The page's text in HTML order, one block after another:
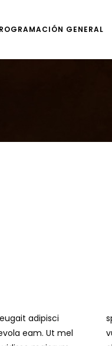
GENERAL
adipisci
eam. Ut mel
Cum aliquip
clita doctus